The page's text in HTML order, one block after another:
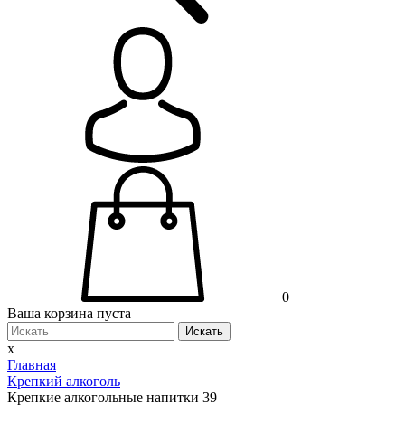
0
Ваша корзина пуста
Искать
x
Главная
Крепкий алкоголь
Крепкие алкогольные напитки 39